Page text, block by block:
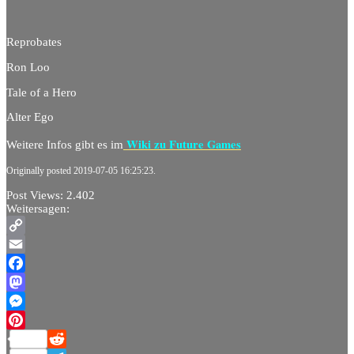
Reprobates
Ron Loo
Tale of a Hero
Alter Ego
Weitere Infos gibt es im Wiki zu Future Games
Originally posted 2019-07-05 16:25:23.
Post Views: 2.402
Weitersagen:
Copy
Link
Email
Facebook
Mastodon
Messenger
Pinterest